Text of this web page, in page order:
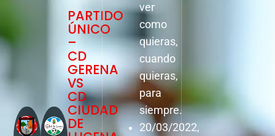
PARTIDO
ÚNICO
–
CD
GERENA
VS
CD
CIUDAD
DE
ver
como
quieras,
cuando
quieras,
para
siempre.
20/03/2022,